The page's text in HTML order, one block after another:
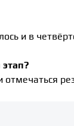
и в